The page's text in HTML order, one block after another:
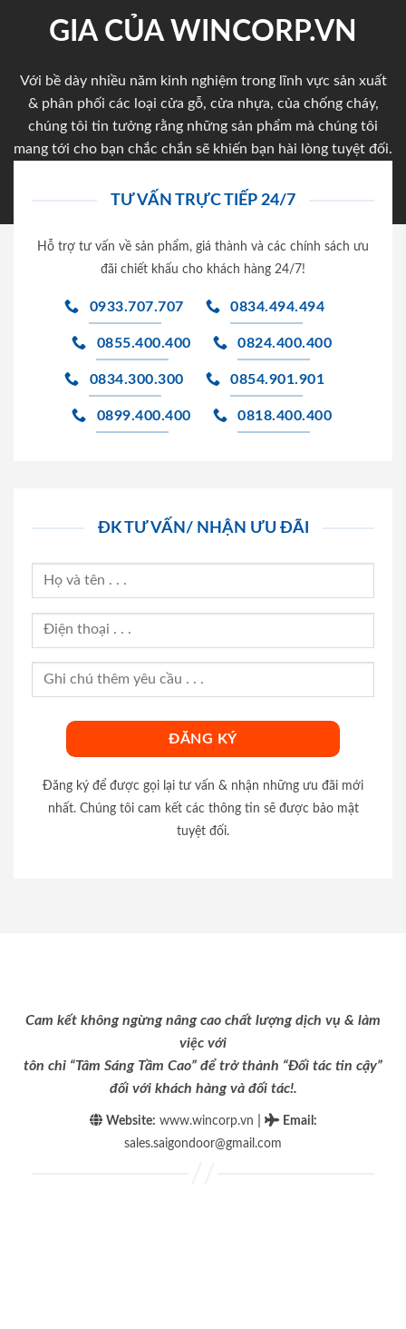
GIA CỦA WINCORP.VN
Với bề dày nhiều năm kinh nghiệm trong lĩnh vực sản xuất
& phân phối các loại cửa gỗ, cửa nhựa, của chống cháy,
chúng tôi tin tưởng rằng những sản phẩm mà chúng tôi
mang tới cho bạn chắc chắn sẽ khiến bạn hài lòng tuyệt đối.
TƯ VẤN TRỰC TIẾP 24/7
Hỗ trợ tư vấn về sản phẩm, giá thành và các chính sách ưu
đãi chiết khấu cho khách hàng 24/7!
0933.707.707 0834.494.494
0855.400.400 0824.400.400
0834.300.300 0854.901.901
0899.400.400 0818.400.400
ĐK TƯ VẤN/ NHẬN ƯU ĐÃI
Đăng ký để được gọi lại tư vấn & nhận những ưu đãi mới
nhất. Chúng tôi cam kết các thông tin sẽ được bảo mật
tuyệt đối.
Cam kết không ngừng nâng cao chất lượng dịch vụ & làm
việc với
tôn chỉ “Tâm Sáng Tầm Cao” để trở thành “Đối tác tin cậy”
đối với khách hàng và đối tác!.
Website: www.wincorp.vn Email :
sales.saigondoor@gmail.com